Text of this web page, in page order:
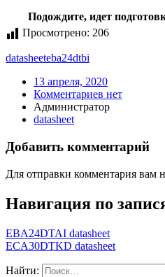
Подождите, идет
Просмотрено: 206
datasheeteba24dtbi
13 апреля, 2020
Комментариев нет
Администратор
datasheet
Добавить комментарий
Для отправки комментария вам
Навигация по
EBA24DTAI datasheet
ECA30DTKD datasheet
Найти: